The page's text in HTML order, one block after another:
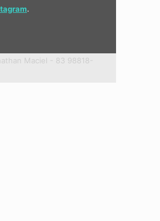
.
Maciel - 83 98818-